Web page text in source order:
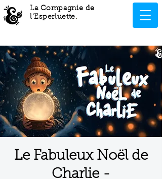
La Compagnie de
l'Esperluette.
Le Fabuleux Noël de
Charlie -